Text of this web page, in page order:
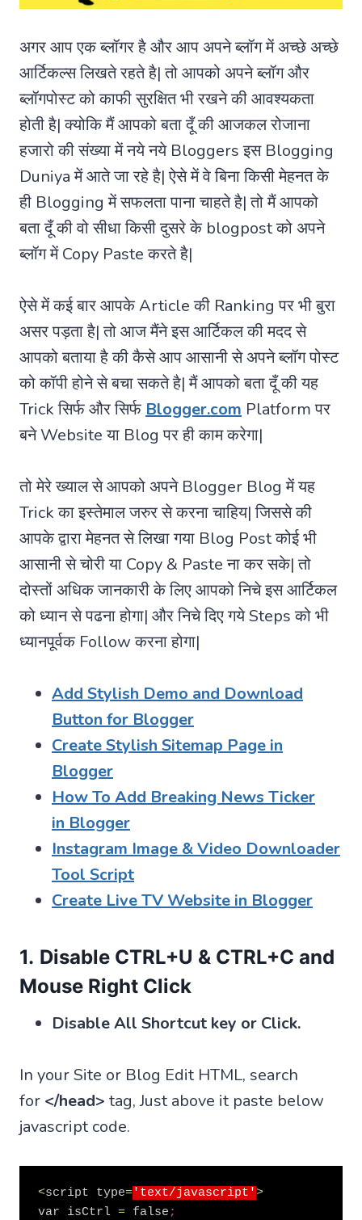
अगर आप एक ब्लॉगर है और आप अपने ब्लॉग में अच्छे अच्छे
आर्टिकल्स लिखते रहते है| तो आपको अपने ब्लॉग और
ब्लॉगपोस्ट को काफी सुरक्षित भी रखने की आवश्यकता
होती है| क्योकि मैं आपको बता दूँ की आजकल रोजाना
हजारो की संख्या में नये नये Bloggers इस Blogging
Duniya में आते जा रहे है| ऐसे में वे बिना किसी मेहनत के
ही Blogging में सफलता पाना चाहते है| तो मैं आपको
बता दूँ की वो सीधा किसी दुसरे के blogpost को अपने
ब्लॉग में Copy Paste करते है|
ऐसे में कई बार आपके Article की Ranking पर भी बुरा
असर पड़ता है| तो आज मैंने इस आर्टिकल की मदद से
आपको बताया है की कैसे आप आसानी से अपने ब्लॉग पोस्ट
को कॉपी होने से बचा सकते है| मैं आपको बता दूँ की यह
Trick सिर्फ और सिर्फ Blogger.com Platform पर
बने Website या Blog पर ही काम करेगा|
तो मेरे ख्याल से आपको अपने Blogger Blog में यह
Trick का इस्तेमाल जरुर से करना चाहिय| जिससे की
आपके द्वारा मेहनत से लिखा गया Blog Post कोई भी
आसानी से चोरी या Copy & Paste ना कर सके| तो
दोस्तों अधिक जानकारी के लिए आपको निचे इस आर्टिकल
को ध्यान से पढना होगा| और निचे दिए गये Steps को भी
ध्यानपूर्वक Follow करना होगा|
Add Stylish Demo and Download
Button for Blogger
Create Stylish Sitemap Page in
Blogger
How To Add Breaking News Ticker
in Blogger
Instagram Image & Video Downloader
Tool Script
Create Live TV Website in Blogger
1. Disable CTRL+U & CTRL+C and
Mouse Right Click
Disable All Shortcut key or Click.
In your Site or Blog Edit HTML, search
for </head> tag, Just above it paste below
javascript code.
<script type='text/javascript'>
var isCtrl = false ;